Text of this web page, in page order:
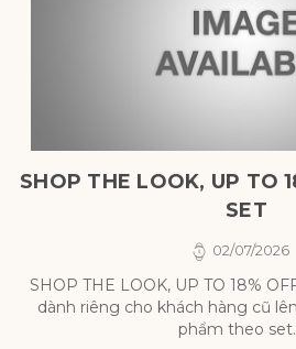
SHOP THE LOOK, UP TO
SET
02/07/2026
SHOP THE LOOK, UP TO 18%
dành riêng cho khách hàng cũ
phẩm theo set.